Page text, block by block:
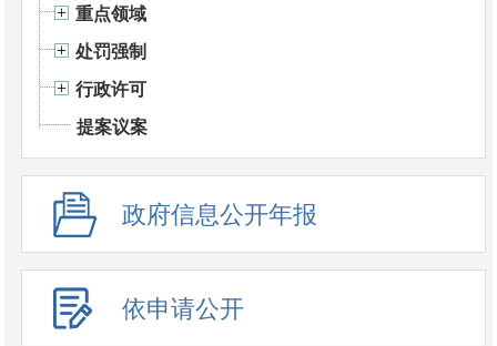
重点领域
处罚强制
行政许可
提案议案
政府信息公开年报
依申请公开